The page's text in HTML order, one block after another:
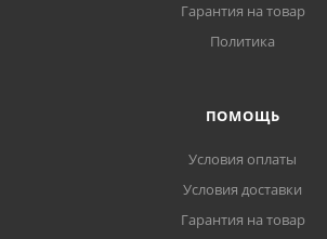
Гарантия на товар
Политика
ПОМОЩЬ
Условия оплаты
Условия доставки
Гарантия на товар